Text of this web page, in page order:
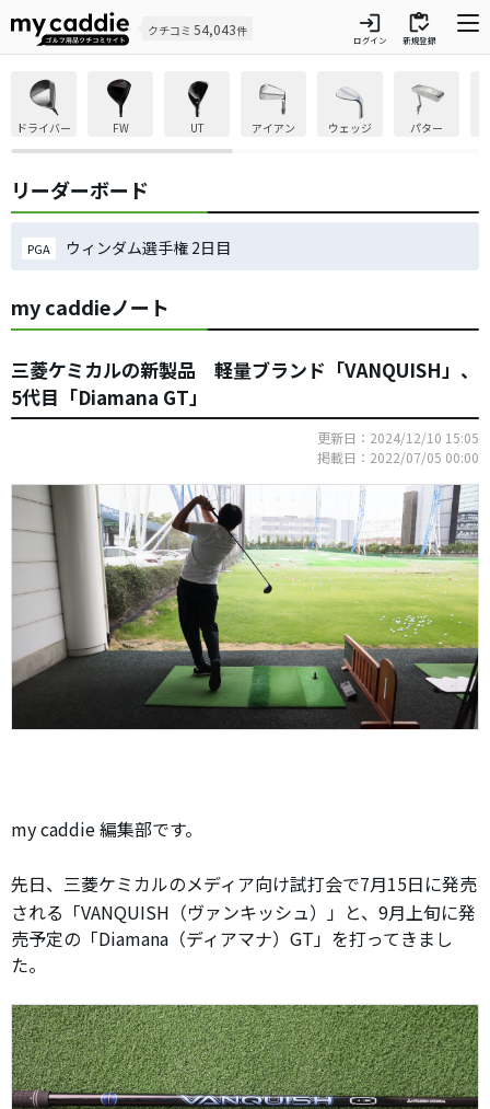
クチコミ 54,043件 login
ログイン
inventory
新規登録
ドライバー FW UT アイアン ウェッジ パター
リーダーボード
PGA ウィンダム選手権 2日目
my caddieノート
三菱ケミカルの新製品 軽量ブランド「VANQUISH」、
5代目「Diamana GT」
更新日：2024/12/10 15:05
掲載日：2022/07/05 00:00
my caddie 編集部です。
先日、三菱ケミカルのメディア向け試打会で7月15日に発売
される「VANQUISH（ヴァンキッシュ）」と、9月上旬に発
売予定の「Diamana（ディアマナ）GT」を打ってきまし
た。